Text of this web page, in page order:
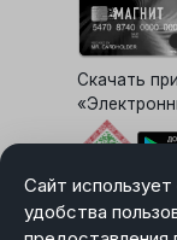
Сайт
удобства
Скачать